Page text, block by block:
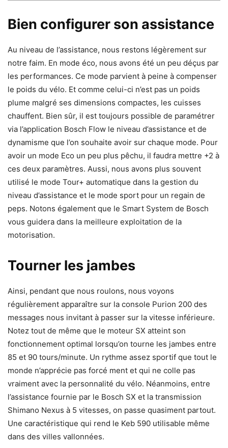
Bien configurer son assistance
Au niveau de l’assistance, nous restons légèrement sur
notre faim. En mode éco, nous avons été un peu déçus par
les performances. Ce mode parvient à peine à compenser
le poids du vélo. Et comme celui-ci n’est pas un poids
plume malgré ses dimensions compactes, les cuisses
chauffent. Bien sûr, il est toujours possible de paramétrer
via l’application Bosch Flow le niveau d’assistance et de
dynamisme que l’on souhaite avoir sur chaque mode. Pour
avoir un mode Eco un peu plus pêchu, il faudra mettre +2 à
ces deux paramètres. Aussi, nous avons plus souvent
utilisé le mode Tour+ automatique dans la gestion du
niveau d’assistance et le mode sport pour un regain de
peps. Notons également que le Smart System de Bosch
vous guidera dans la meilleure exploitation de la
motorisation.
Tourner les jambes
Ainsi, pendant que nous roulons, nous voyons
régulièrement apparaître sur la console Purion 200 des
messages nous invitant à passer sur la vitesse inférieure.
Notez tout de même que le moteur SX atteint son
fonctionnement optimal lorsqu’on tourne les jambes entre
85 et 90 tours/minute. Un rythme assez sportif que tout le
monde n’apprécie pas forcé ment et qui ne colle pas
vraiment avec la personnalité du vélo. Néanmoins, entre
l’assistance fournie par le Bosch SX et la transmission
Shimano Nexus à 5 vitesses, on passe quasiment partout.
Une caractéristique qui rend le Keb 590 utilisable même
dans des villes vallonnées.